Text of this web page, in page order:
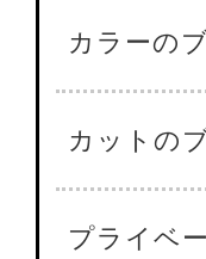
カラーの
カットの
プライベ